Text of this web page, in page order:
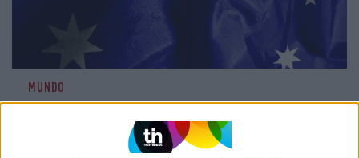
MUNDO
Pastor e três outras pessoas
esfaqueadas em plena missa
transmitida 'online' em Sydney